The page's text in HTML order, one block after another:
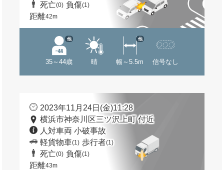
死亡(0) 負傷(1)
距離42m
35～44歳
他
晴 幅～5.5m
他
信号なし
2023年11月24日(金)11:28
横浜市神奈川区三ツ沢上町 付近
人対車両 小破事故
軽貨物車(1) 歩行者(1)
死亡(0) 負傷(1)
距離43m